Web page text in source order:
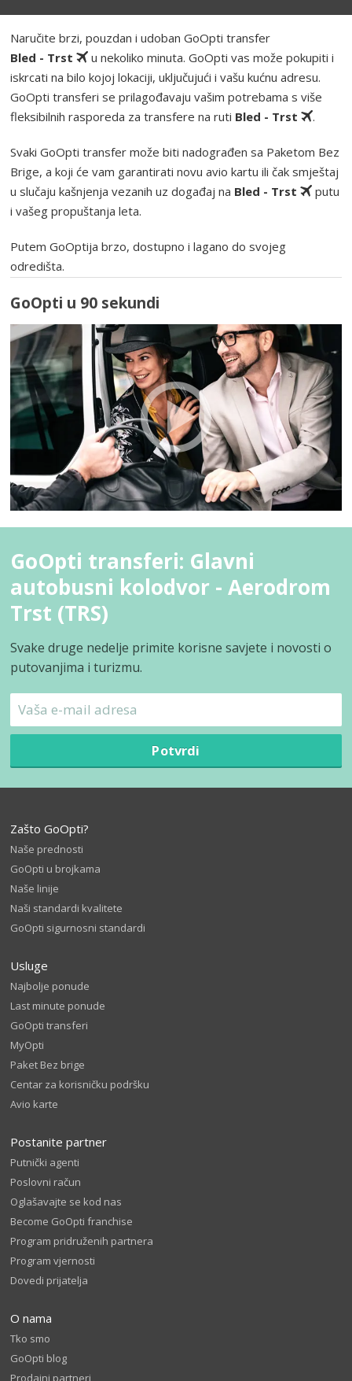
Naručite brzi, pouzdan i udoban GoOpti transfer
Bled - Trst
u nekoliko minuta. GoOpti vas može pokupiti i
iskrcati na bilo kojoj lokaciji, uključujući i vašu kućnu adresu.
GoOpti transferi se prilagođavaju vašim potrebama s više
fleksibilnih rasporeda za transfere na ruti Bled - Trst .
Svaki GoOpti transfer može biti nadograđen sa Paketom Bez
Brige, a koji će vam garantirati novu avio kartu ili čak smještaj
u slučaju kašnjenja vezanih uz događaj na Bled - Trst
putu
i vašeg propuštanja leta.
Putem GoOptija brzo, dostupno i lagano do svojeg
odredišta.
GoOpti u 90 sekundi
GoOpti transferi: Glavni
autobusni kolodvor - Aerodrom
Trst (TRS)
Svake druge nedelje primite korisne savjete i novosti o
putovanjima i turizmu.
Potvrdi
Zašto GoOpti?
Naše prednosti
GoOpti u brojkama
Naše linije
Naši standardi kvalitete
GoOpti sigurnosni standardi
Usluge
Najbolje ponude
Last minute ponude
GoOpti transferi
MyOpti
Paket Bez brige
Centar za korisničku podršku
Avio karte
Postanite partner
Putnički agenti
Poslovni račun
Oglašavajte se kod nas
Become GoOpti franchise
Program pridruženih partnera
Program vjernosti
Dovedi prijatelja
O nama
Tko smo
GoOpti blog
Prodajni partneri